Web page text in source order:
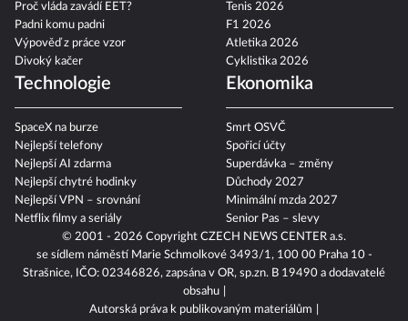
© 2001 - 2026 Copyright CZECH NEWS CENTER a.s.
se sídlem náměstí Marie Schmolkové 3493/1, 100 00 Praha 10 -
Strašnice, IČO: 02346826, zapsána v OR, sp.zn. B 19490 a dodavatelé
obsahu
Autorská práva k publikovaným materiálům
Proč vláda zavádí EET?
Padni komu padni
Výpověď z práce vzor
Divoký kačer
Tenis 2026
F1 2026
Atletika 2026
Cyklistika 2026
Technologie
SpaceX na burze
Nejlepší telefony
Nejlepší AI zdarma
Nejlepší chytré hodinky
Nejlepší VPN – srovnání
Netflix filmy a seriály
Ekonomika
Smrt OSVČ
Spořicí účty
Superdávka – změny
Důchody 2027
Minimální mzda 2027
Senior Pas – slevy